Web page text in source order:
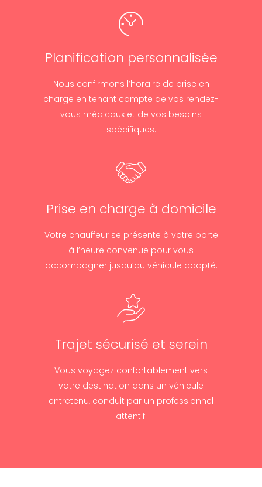
Planification personnalisée
Nous confirmons l’horaire de prise en
charge en tenant compte de vos rendez-
vous médicaux et de vos besoins
spécifiques.
Prise en charge à domicile
Votre chauffeur se présente à votre porte
à l’heure convenue pour vous
accompagner jusqu’au véhicule adapté.
Trajet sécurisé et serein
Vous voyagez confortablement vers
votre destination dans un véhicule
entretenu, conduit par un professionnel
attentif.